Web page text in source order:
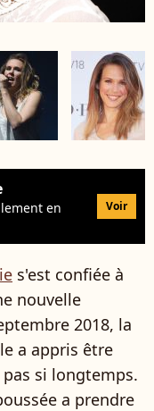
en
Voir
s'est confiée à
nouvelle
2018, la
a appris être
si longtemps.
a prendre